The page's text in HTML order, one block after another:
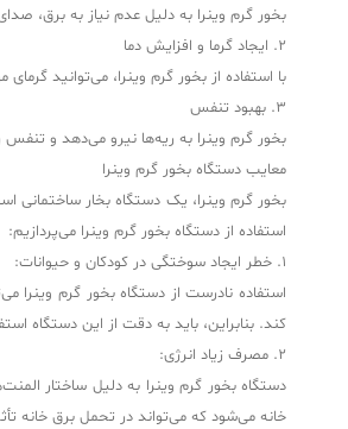
بخور گرم وینرا به دلیل عدم نیاز به برق،
2. ایجاد گرما و افزایش دما
با استفاده از بخور گرم وینرا، می‌توانید
3. بهبود تنفس
بخور گرم وینرا به ریه‌ها نیرو می‌دهد و تنفس
معایب دستگاه بخور گرم وینرا
بخور گرم وینرا، یک دستگاه بخار ساختمانی
استفاده از دستگاه بخور گرم وینرا می‌پردازیم:
۱. خطر ایجاد سوختگی در کودکان و حیوانات:
استفاده نادرست از دستگاه بخور گرم
کند. بنابراین، باید به دقت از این دستگاه
۲. مصرف زیاد انرژی:
دستگاه بخور گرم وینرا به دلیل ساختار
خانه می‌شود که می‌تواند در تحمل برق خانه